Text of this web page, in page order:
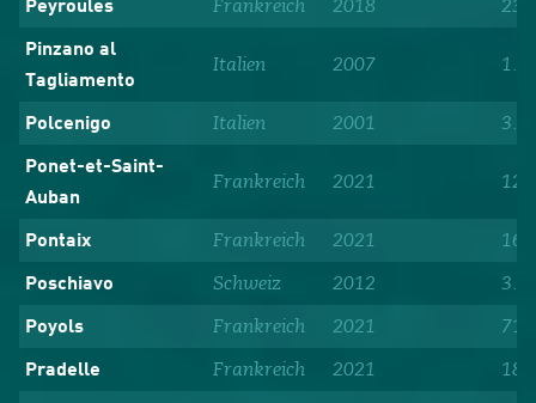
Peyroules Frankreich 2018 235
Pinzano al
Tagliamento
Italien 2007
Polcenigo Italien 2001
Ponet-et-Saint-
Auban
Frankreich 2021 129
Pontaix Frankreich 2021 169
Poschiavo Schweiz 2012
Poyols Frankreich 2021 71
Pradelle Frankreich 2021 18